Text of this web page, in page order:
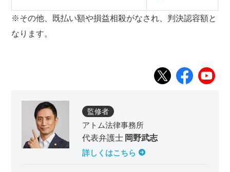
※その他、既払い額や損益相殺がなされ、判決認容額と
なります。
監修者
アトム法律事務所
代表弁護士 岡野武志
詳しくはこちら